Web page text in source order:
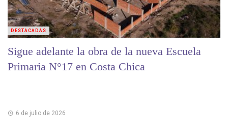
Sigue adelante la obra de la nueva Escuela
Primaria N°17 en Costa Chica
6 de julio de 2026
DESTACADAS